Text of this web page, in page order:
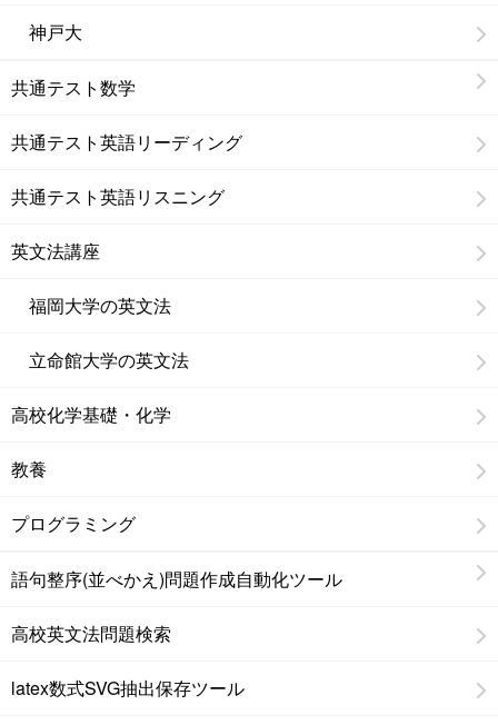
神戸大
共通テスト数学
共通テスト英語リーディング
共通テスト英語リスニング
英文法講座
福岡大学の英文法
立命館大学の英文法
高校化学基礎・化学
教養
プログラミング
語句整序(並べかえ)問題作成自動化ツール
高校英文法問題検索
latex数式SVG抽出保存ツール